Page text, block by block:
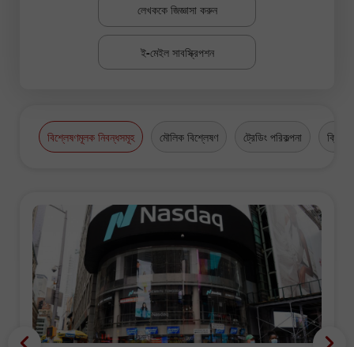
লেখককে জিজ্ঞাসা করুন
ই-মেইল সাবস্ক্রিপশন
বিশ্লেষণমূলক নিবন্ধসমূহ মৌলিক বিশ্লেষণ ট্রেডিং পরিকল্পনা